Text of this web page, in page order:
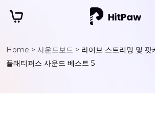
Home > 사운드보드 > 라이브 스트리밍 및 팟
플래티퍼스 사운드 베스트 5